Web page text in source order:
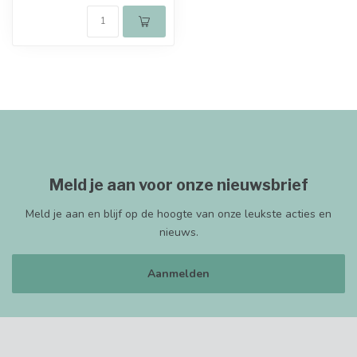
Meld je aan voor onze nieuwsbrief
Meld je aan en blijf op de hoogte van onze leukste acties en
nieuws.
Aanmelden